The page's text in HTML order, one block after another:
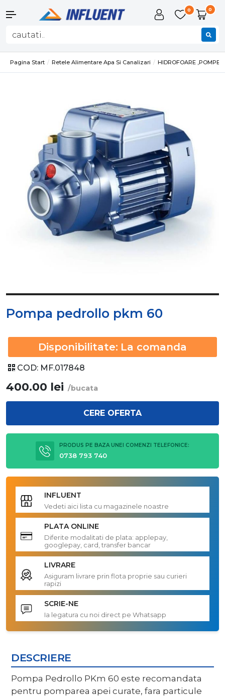
0 0
Pagina Start Retele Alimentare Apa Si Canalizari HIDROFOARE ,POMPE
Pompa pedrollo pkm 60
Disponibilitate: La comanda
COD: MF.017848
400.00 lei /bucata
CERE OFERTA
PRODUS PE BAZA UNEI COMENZI TELEFONICE:
0738 793 740
INFLUENT
Vedeti aici lista cu magazinele noastre
PLATA ONLINE
Diferite modalitati de plata: applepay,
googlepay, card, transfer bancar
LIVRARE
Asiguram livrare prin flota proprie sau curieri
rapizi
SCRIE-NE
Ia legatura cu noi direct pe Whatsapp
DESCRIERE
Pompa Pedrollo PKm 60 este recomandata
pentru pomparea apei curate, fara particule